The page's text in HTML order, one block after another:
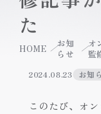
た
HOME
お知
らせ
オ
監
2024.08.23 お知
このたび、オ